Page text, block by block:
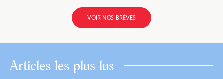
VOIR NOS BRÈVES
Articles les plus lus